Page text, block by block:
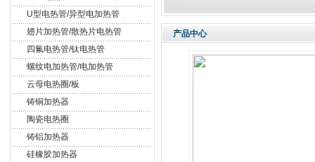
U型电热管/异型电加热管
翅片加热管/散热片电热管
四氟电热管/钛电热管
螺纹电加热管/电加热管
云母电热圈/板
铸铜加热器
陶瓷电热圈
铸铝加热器
硅橡胶加热器
产品中心